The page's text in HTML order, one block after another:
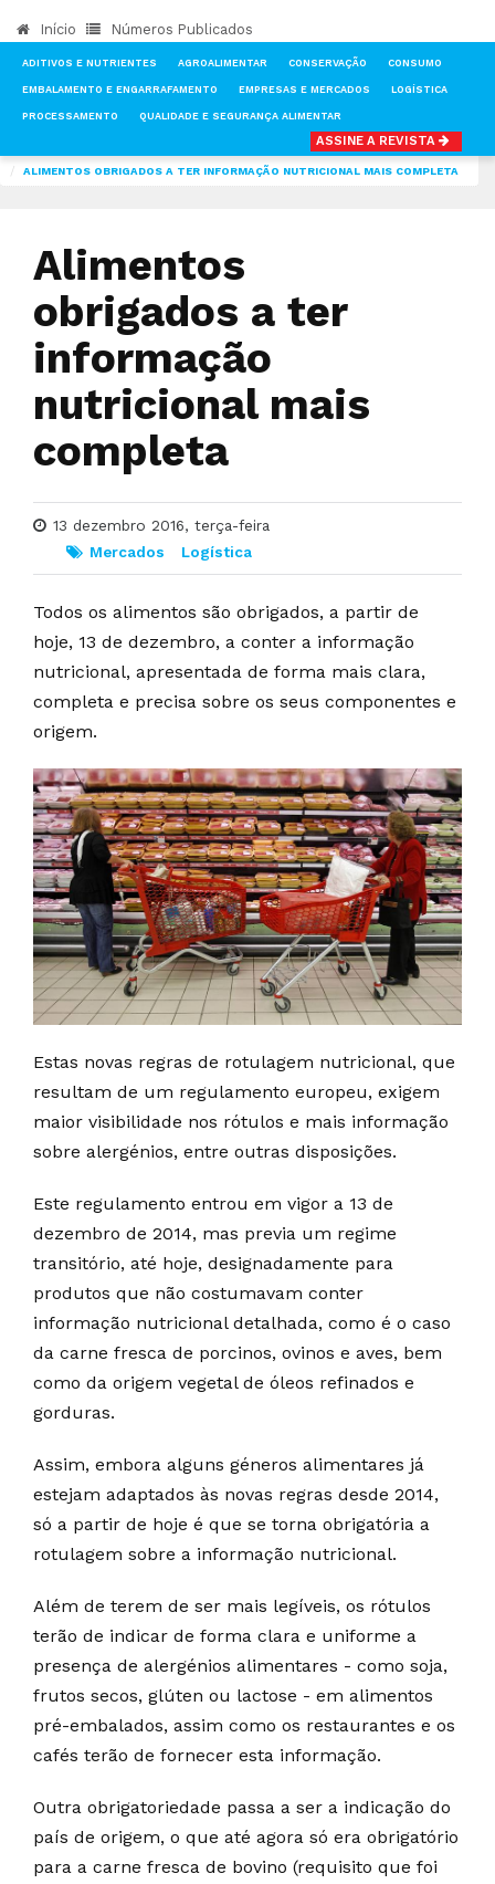
Início Números Publicados
ADITIVOS E NUTRIENTES AGROALIMENTAR CONSERVAÇÃO CONSUMO
EMBALAMENTO E ENGARRAFAMENTO EMPRESAS E MERCADOS LOGÍSTICA
PROCESSAMENTO QUALIDADE E SEGURANÇA ALIMENTAR
ASSINE A REVISTA
ALIMENTOS OBRIGADOS A TER INFORMAÇÃO NUTRICIONAL MAIS COMPLETA
Alimentos
obrigados a ter
informação
nutricional mais
completa
13 dezembro 2016, terça-feira
Mercados
Logística
Todos os alimentos são obrigados, a partir de
hoje, 13 de dezembro, a conter a informação
nutricional, apresentada de forma mais clara,
completa e precisa sobre os seus componentes e
origem.
Estas novas regras de rotulagem nutricional, que
resultam de um regulamento europeu, exigem
maior visibilidade nos rótulos e mais informação
sobre alergénios, entre outras disposições.
Este regulamento entrou em vigor a 13 de
dezembro de 2014, mas previa um regime
transitório, até hoje, designadamente para
produtos que não costumavam conter
informação nutricional detalhada, como é o caso
da carne fresca de porcinos, ovinos e aves, bem
como da origem vegetal de óleos refinados e
gorduras.
Assim, embora alguns géneros alimentares já
estejam adaptados às novas regras desde 2014,
só a partir de hoje é que se torna obrigatória a
rotulagem sobre a informação nutricional.
Além de terem de ser mais legíveis, os rótulos
terão de indicar de forma clara e uniforme a
presença de alergénios alimentares - como soja,
frutos secos, glúten ou lactose - em alimentos
pré-embalados, assim como os restaurantes e os
cafés terão de fornecer esta informação.
Outra obrigatoriedade passa a ser a indicação do
país de origem, o que até agora só era obrigatório
para a carne fresca de bovino (requisito que foi